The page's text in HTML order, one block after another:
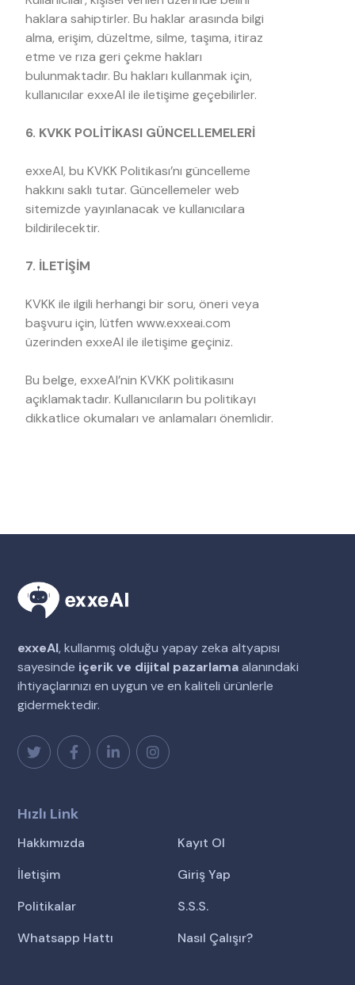
haklara sahiptirler. Bu haklar arasında bilgi
alma, erişim, düzeltme, silme, taşıma, itiraz
etme ve rıza geri çekme hakları
bulunmaktadır. Bu hakları kullanmak için,
kullanıcılar exxeAI ile iletişime geçebilirler.
6. KVKK POLİTİKASI GÜNCELLEMELERİ
exxeAI, bu KVKK Politikası’nı güncelleme
hakkını saklı tutar. Güncellemeler web
sitemizde yayınlanacak ve kullanıcılara
bildirilecektir.
7. İLETİŞİM
KVKK ile ilgili herhangi bir soru, öneri veya
başvuru için, lütfen www.exxeai.com
üzerinden exxeAI ile iletişime geçiniz.
Bu belge, exxeAI’nin KVKK politikasını
açıklamaktadır. Kullanıcıların bu politikayı
dikkatlice okumaları ve anlamaları önemlidir.
exxeAI, kullanmış olduğu yapay zeka altyapısı
sayesinde içerik ve dijital pazarlamaalanındaki
ihtiyaçlarınızı en uygun ve en kaliteli ürünlerle
gidermektedir.
Hızlı Link
Hakkımızda
Kayıt Ol
İletişim
Giriş Yap
Politikalar
S.S.S.
Whatsapp Hattı
Nasıl Çalışır?